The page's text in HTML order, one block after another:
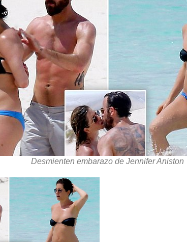
Desmienten embarazo de Jennifer Aniston